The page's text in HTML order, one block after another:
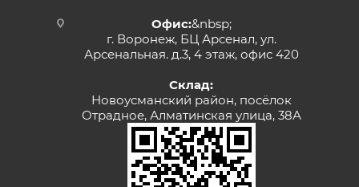
Офис:&nbsp;
г. Воронеж, БЦ Арсенал, ул.
Арсенальная. д.3, 4 этаж, офис 420
Склад:
Новоусманский район, посёлок
Отрадное, Алматинская улица, 38А